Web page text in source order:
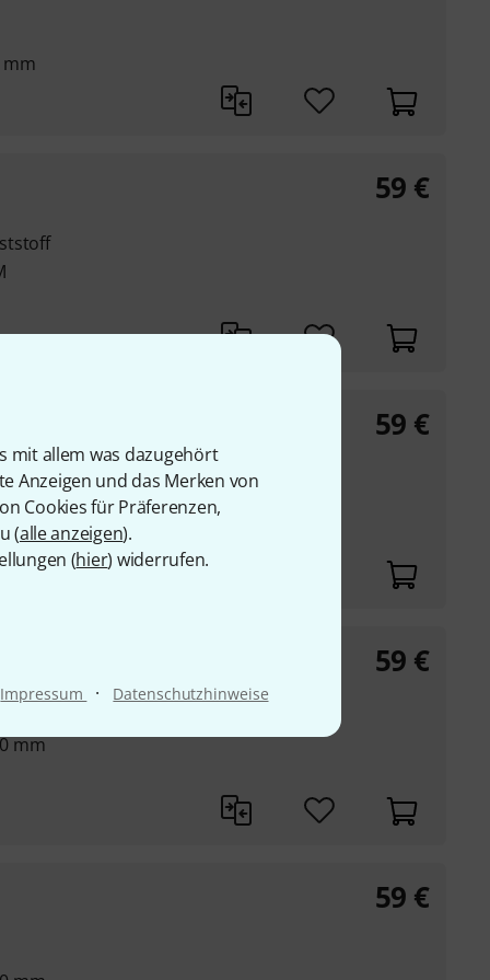
mit allem was dazugehört
Anzeigen und das Merken von
Cookies für Präferenzen,
(alle anzeigen).
(hier) widerrufen.
Impressum · Datenschutzhinweise
mm
59 €
mm
59 €
mm
59 €
59 €